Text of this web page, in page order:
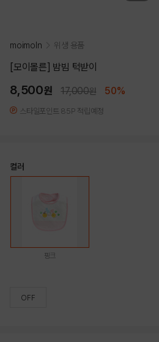
moimoln 위생 용품
[모이몰른] 밤빔 턱받이
8,500원 17,000원 50%
스타일포인트 85P 적립예정
컬러
핑크
OFF